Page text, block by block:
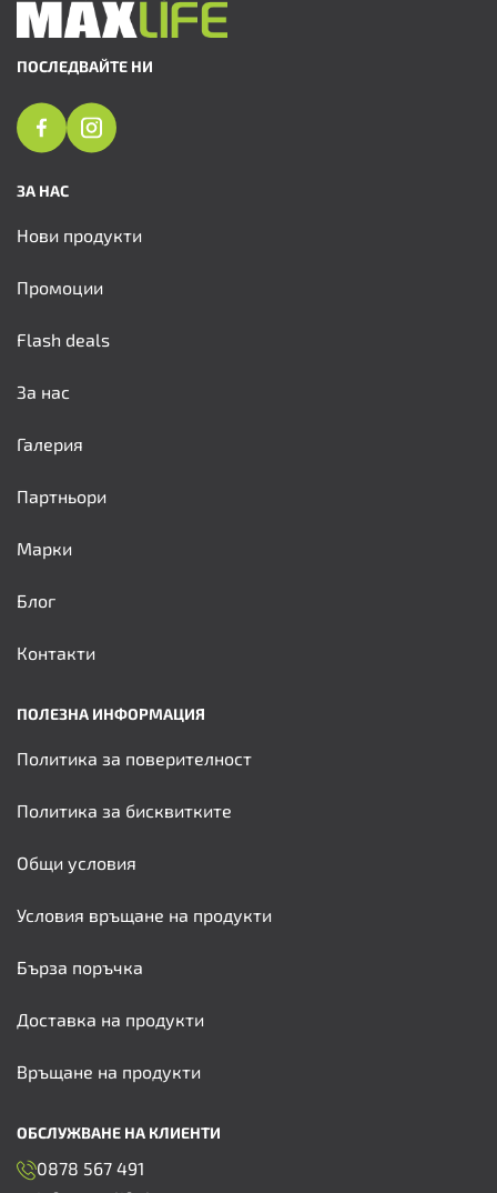
ПОСЛЕДВАЙТЕ НИ
ЗА НАС
Нови продукти
Промоции
Flash deals
За нас
Галерия
Партньори
Марки
Блог
Контакти
ПОЛЕЗНА ИНФОРМАЦИЯ
Политика за поверителност
Политика за бисквитките
Общи условия
Условия връщане на продукти
Бърза поръчка
Доставка на продукти
Връщане на продукти
ОБСЛУЖВАНЕ НА КЛИЕНТИ
0878 567 491